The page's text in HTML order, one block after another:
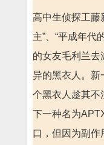
高中生侦探工藤
主”、“平成年代
的女友毛利兰去
异的黑衣人。新
个黑衣人趁其不
下一种名为
口，但因为副作